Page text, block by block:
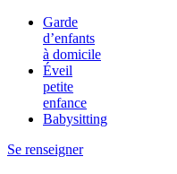
Garde
d’enfants
à domicile
Éveil
petite
enfance
Babysitting
Se renseigner